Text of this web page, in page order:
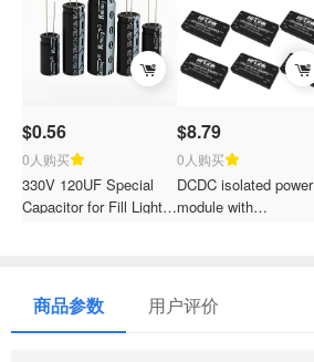
$0.56
0人购买
330V 120UF Special
Capacitor for Fill Light,
$8.79
0人购买
DCDC isolated power
module with
商品参数 用户评价